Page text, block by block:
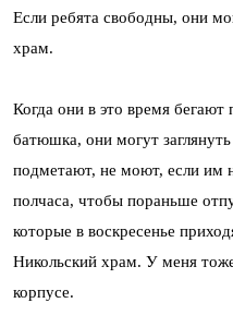
Если ребята свободны, они
храм.
Когда они в это время
батюшка, они могут
подметают, не моют, если им
полчаса, чтобы пораньше
которые в воскресенье
Никольский храм. У меня
корпусе.